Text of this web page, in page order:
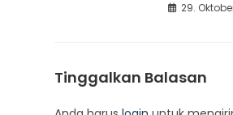
29.
Tinggalkan Balasan